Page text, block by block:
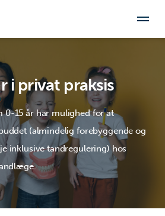
i privat praksis
0-15 år har mulighed for at
(almindelig forebyggende og
inklusive tandregulering) hos